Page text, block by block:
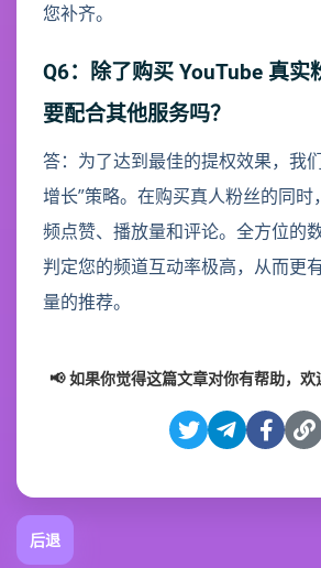
您补齐。
Q6：除了购买 YouTube 真实
要配合其他服务吗？
答：为了达到最佳的提权效果，我
增长”策略。在购买真人粉丝的同
频点赞、播放量和评论。全方位的
判定您的频道互动率极高，从而更
量的推荐。
📢 如果你觉得这篇文章对你有帮助，
后退